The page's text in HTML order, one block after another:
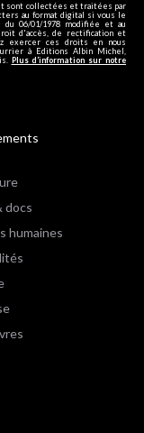
sont collectées et traitées par
au format digital si vous le
06/01/1978 modifiée et au
d'accès, de rectification et
exercer ces droits en nous
à Editions Albin Michel,
Plus d’information sur notre
docs
humaines